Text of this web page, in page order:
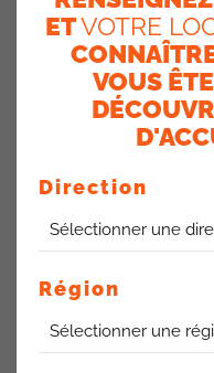
invalidité
17 octobre 2023
Dans l’hypothèse où
diminution du montant
limitation de durée
Dans l’hypothèse où
précédemment versée
regards des différentes
la validité du décret qui
ETVOTRE
VOUS
Direction
Région